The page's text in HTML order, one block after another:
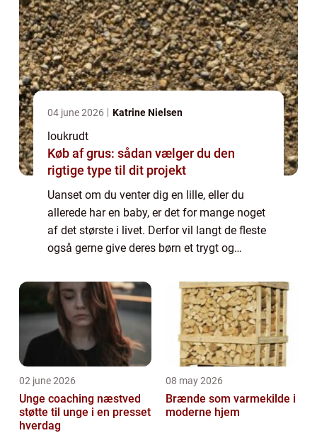
04 june 2026 Katrine Nielsen
loukrudt
Køb af grus: sådan vælger du den
rigtige type til dit projekt
Uanset om du venter dig en lille, eller du
allerede har en baby, er det for mange noget
af det største i livet. Derfor vil langt de fleste
også gerne give deres børn et trygt og
indrette et børneværelse, ka...
02 june 2026
Unge coaching næstved
støtte til unge i en presset
hverdag
08 may 2026
Brænde som varmekilde i
moderne hjem